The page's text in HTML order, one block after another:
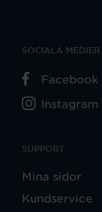
SUPPORT
Mina sidor
Kundservice
SOCIALA MEDIER
Facebook
Instagram